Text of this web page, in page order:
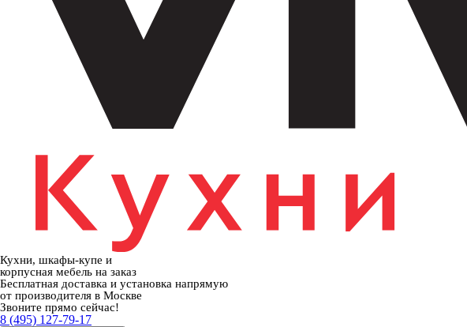
Кухни, шкафы-купе и
корпусная мебель на заказ
Бесплатная доставка и установка напрямую
от производителя в Москве
Звоните прямо сейчас!
8 (495) 127-79-17